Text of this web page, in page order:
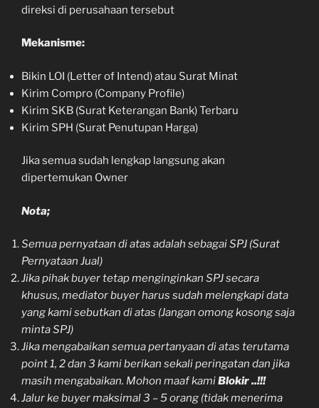
direksi di perusahaan tersebut
Mekanisme:
Bikin LOI (Letter of Intend) atau Surat Minat
Kirim Compro (Company Profile)
Kirim SKB (Surat Keterangan Bank) Terbaru
Kirim SPH (Surat Penutupan Harga)
Jika semua sudah lengkap langsung akan
dipertemukan Owner
Nota;
Semua pernyataan di atas adalah sebagai SPJ (Surat
Pernyataan Jual)
Jika pihak buyer tetap menginginkan SPJ secara
khusus, mediator buyer harus sudah melengkapi data
yang kami sebutkan di atas (Jangan omong kosong saja
minta SPJ)
Jika mengabaikan semua pertanyaan di atas terutama
point 1, 2 dan 3 kami berikan sekali peringatan dan jika
masih mengabaikan. Mohon maaf kamiBlokir ..!!!
Jalur ke buyer maksimal 3 – 5 orang (tidak menerima